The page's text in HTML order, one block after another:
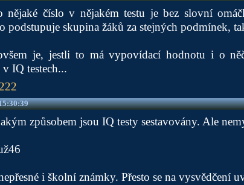
nějaké číslo v nějakém testu je bez slovní
podstupuje skupina žáků za stejných podmínek,
je, jestli to má vypovídací hodnotu i o
IQ testech...
způsobem jsou IQ testy sestavovány. Ale
i školní známky. Přesto se na vysvědčení